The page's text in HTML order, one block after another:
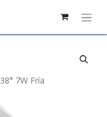
7W Fría